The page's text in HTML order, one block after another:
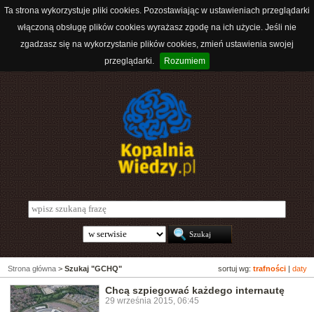
Ta strona wykorzystuje pliki cookies. Pozostawiając w ustawieniach przeglądarki
włączoną obsługę plików cookies wyrażasz zgodę na ich użycie. Jeśli nie
zgadzasz się na wykorzystanie plików cookies, zmień ustawienia swojej
przeglądarki.
Rozumiem
sortuj wg: trafności daty
Strona główna > Szukaj "GCHQ"
Chcą szpiegować każdego internautę
29 września 2015, 06:45